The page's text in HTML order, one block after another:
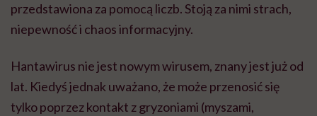
przedstawiona za pomocą liczb. Stoją za nimi strach,
niepewność i chaos informacyjny.
Hantawirus nie jest nowym wirusem, znany jest już od
lat. Kiedyś jednak uważano, że może przenosić się
tylko poprzez kontakt z gryzoniami (myszami,